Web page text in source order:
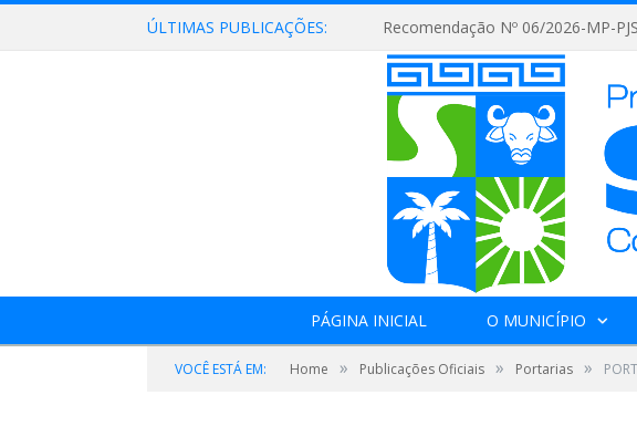
ÚLTIMAS PUBLICAÇÕES: Recomendação Nº 06/2026-MP-PJS
PÁGINA INICIAL O MUNICÍPIO
VOCÊ ESTÁ EM: Home » Publicações Oficiais » Portarias »